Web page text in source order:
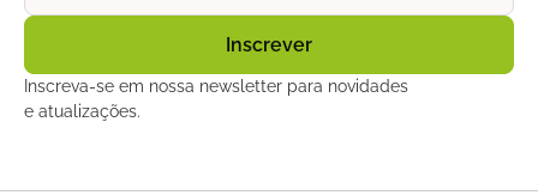
Inscreva-se em nossa newsletter para novidades
e atualizações.